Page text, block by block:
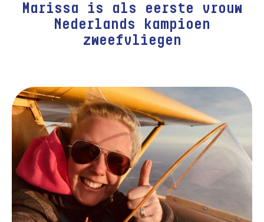
Marissa is als eerste vrouw
Nederlands kampioen
zweefvliegen